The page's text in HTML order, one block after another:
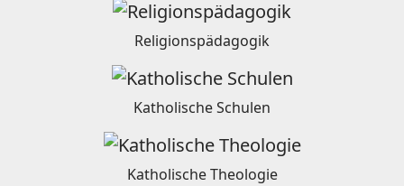
Religionspädagogik
Katholische Schulen
Katholische Theologie